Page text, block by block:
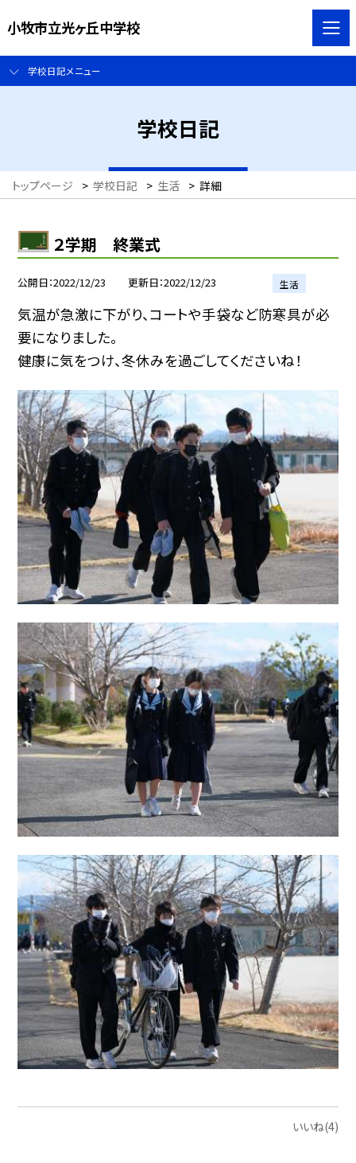
小牧市立光ヶ丘中学校
学校日記メニュー
学校日記
トップページ > 学校日記 > 生活 > 詳細
２学期 終業式
公開日 2022/12/23 更新日 2022/12/23 生活
気温が急激に下がり、コートや手袋など防寒具が必
要になりました。
健康に気をつけ、冬休みを過ごしてくださいね！
いいね(4)